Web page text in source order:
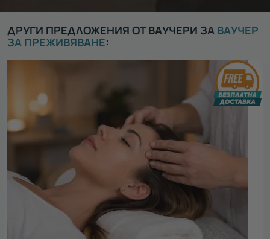
ДРУГИ ПРЕДЛОЖЕНИЯ ОТ ВАУЧЕРИ ЗА ВАУЧЕР
ЗА ПРЕЖИВЯВАНЕ: